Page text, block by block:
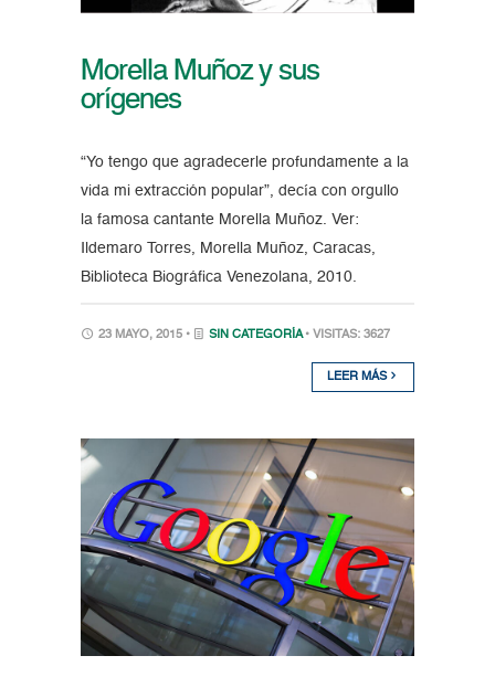
Morella Muñoz y sus
orígenes
“Yo tengo que agradecerle profundamente a la
vida mi extracción popular”, decía con orgullo
la famosa cantante Morella Muñoz. Ver:
Ildemaro Torres, Morella Muñoz, Caracas,
Biblioteca Biográfica Venezolana, 2010.
23 MAYO, 2015 • SIN CATEGORÍA • VISITAS: 3627
LEER MÁS